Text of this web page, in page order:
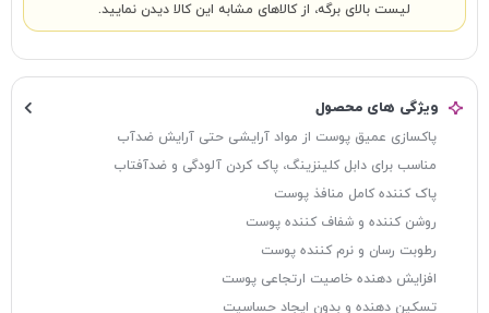
لیست بالای برگه، از کالاهای مشابه این کالا دیدن نمایید.
ویژگی های محصول
پاکسازی عمیق پوست از مواد آرایشی حتی آرایش ضدآب
مناسب برای دابل کلینزینگ، پاک کردن آلودگی و ضدآفتاب
پاک کننده کامل منافذ پوست
روشن کننده و شفاف کننده پوست
رطوبت رسان و نرم کننده پوست
افزایش دهنده خاصیت ارتجاعی پوست
تسکین دهنده و بدون ایجاد حساسیت